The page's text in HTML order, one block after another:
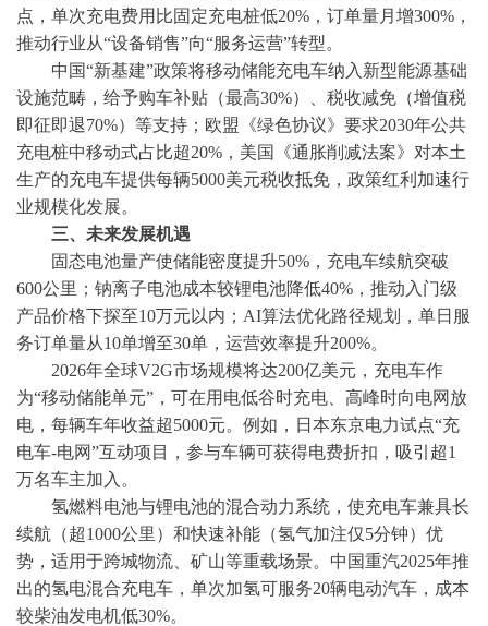
点，单次充电费用比固定充电桩低20%，订单量月增300%，
推动行业从“设备销售”向“服务运营”转型。
中国“新基建”政策将移动储能充电车纳入新型能源基础
设施范畴，给予购车补贴（最高30%）、税收减免（增值税
即征即退70%）等支持；欧盟《绿色协议》要求2030年公共
充电桩中移动式占比超20%，美国《通胀削减法案》对本土
生产的充电车提供每辆5000美元税收抵免，政策红利加速行
业规模化发展。
三、未来发展机遇
固态电池量产使储能密度提升50%，充电车续航突破
600公里；钠离子电池成本较锂电池降低40%，推动入门级
产品价格下探至10万元以内；AI算法优化路径规划，单日服
务订单量从10单增至30单，运营效率提升200%。
2026年全球V2G市场规模将达200亿美元，充电车作
为“移动储能单元”，可在用电低谷时充电、高峰时向电网放
电，每辆车年收益超5000元。例如，日本东京电力试点“充
电车-电网”互动项目，参与车辆可获得电费折扣，吸引超1
万名车主加入。
氢燃料电池与锂电池的混合动力系统，使充电车兼具长
续航（超1000公里）和快速补能（氢气加注仅5分钟）优
势，适用于跨城物流、矿山等重载场景。中国重汽2025年推
出的氢电混合充电车，单次加氢可服务20辆电动汽车，成本
较柴油发电机低30%。